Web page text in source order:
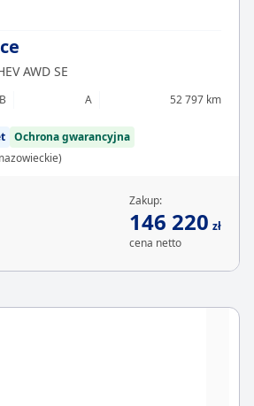
AWD SE
A 52 797 km
Ochrona gwarancyjna
Zakup:
146 220 zł
cena netto